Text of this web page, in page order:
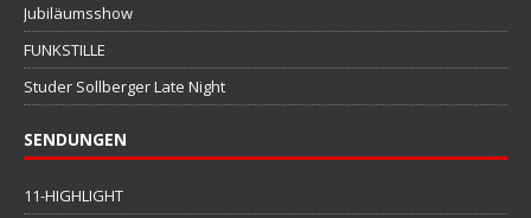
Jubiläumsshow
FUNKSTILLE
Studer Sollberger Late Night
SENDUNGEN
11-HIGHLIGHT